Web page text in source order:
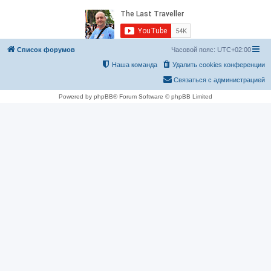
Список форумов Часовой пояс: UTC+02:00
Удалить cookies конференции
Наша команда
Связаться с администрацией
Powered by phpBB® Forum Software © phpBB Limited